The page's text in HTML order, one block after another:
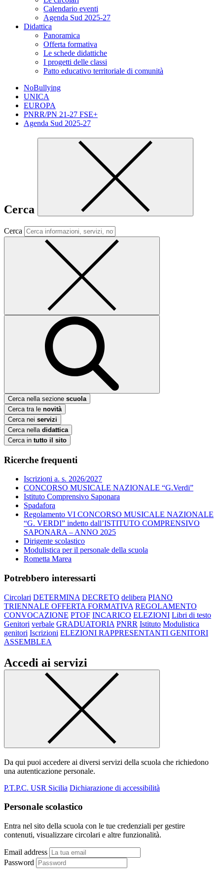
Calendario eventi
Agenda Sud 2025-27
Didattica
Panoramica
Offerta formativa
Le schede didattiche
I progetti delle classi
Patto educativo territoriale di comunità
NoBullying
UNICA
EUROPA
PNRR/PN 21-27 FSE+
Agenda Sud 2025-27
Cerca
Cerca
Cerca nella sezione scuola
Cerca tra le novità
Cerca nei servizi
Cerca nella didattica
Cerca in tutto il sito
Ricerche frequenti
Iscrizioni a. s. 2026/2027
CONCORSO MUSICALE NAZIONALE “G.Verdi”
Istituto Comprensivo Saponara
Spadafora
Regolamento VI CONCORSO MUSICALE NAZIONALE
“G. VERDI” indetto dall’ISTITUTO COMPRENSIVO
SAPONARA – ANNO 2025
Dirigente scolastico
Modulistica per il personale della scuola
Rometta Marea
Potrebbero interessarti
Circolari DETERMINA DECRETO delibera PIANO
TRIENNALE OFFERTA FORMATIVA REGOLAMENTO
CONVOCAZIONE PTOF INCARICO ELEZIONI Libri di testo
Genitori verbale GRADUATORIA PNRR Istituto Modulistica
genitori Iscrizioni ELEZIONI RAPPRESENTANTI GENITORI
ASSEMBLEA
Accedi ai servizi
Da qui puoi accedere ai diversi servizi della scuola che richiedono
una autenticazione personale.
P.T.P.C. USR Sicilia Dichiarazione di accessibilità
Personale scolastico
Entra nel sito della scuola con le tue credenziali per gestire
contenuti, visualizzare circolari e altre funzionalità.
Email address
Password